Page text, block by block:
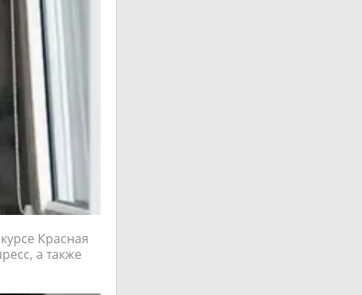
Красная
а также